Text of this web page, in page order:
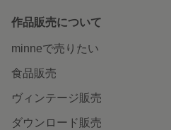
作品販売について
minneで売りたい
食品販売
ヴィンテージ販売
ダウンロード販売